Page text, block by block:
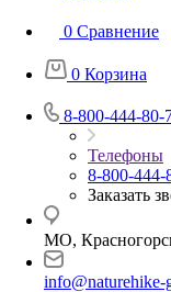
0 Сравнение
0 Корзина
8-800-444-80-
Телефоны
8-800-444-
Заказать
МО,
info@naturehike-